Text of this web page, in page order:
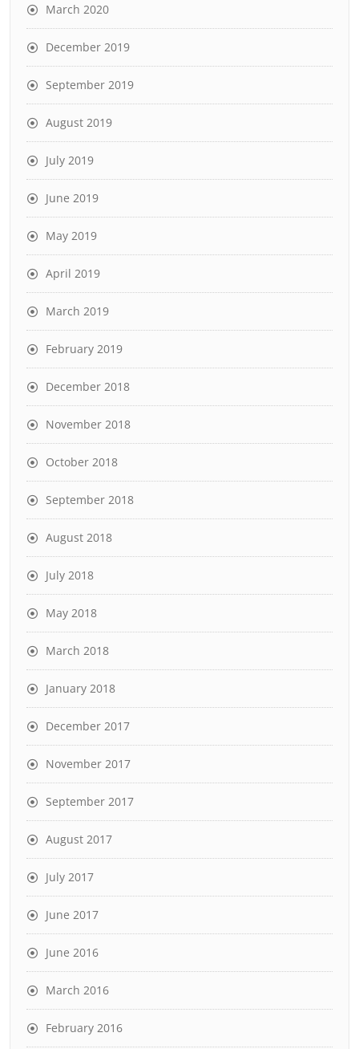
March 2020
December 2019
September 2019
August 2019
July 2019
June 2019
May 2019
April 2019
March 2019
February 2019
December 2018
November 2018
October 2018
September 2018
August 2018
July 2018
May 2018
March 2018
January 2018
December 2017
November 2017
September 2017
August 2017
July 2017
June 2017
June 2016
March 2016
February 2016